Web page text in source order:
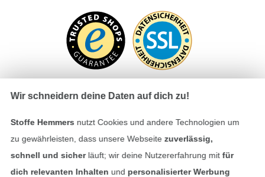
Bezahlen mit
Wir schneidern deine Daten auf dich zu!
Stoffe Hemmers nutzt Cookies und andere Technologien um
zu gewährleisten, dass unsere Webseite zuverlässig,
schnell und sicherläuft; wir deine Nutzererfahrung mitfür
dich relevanten Inhalten und personalisierter Werbung